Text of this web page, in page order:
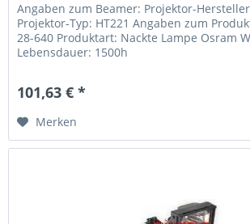
Angaben zum Beamer: Projektor-
Projektor-Typ: HT221 Angaben zum
28-640 Produktart: Nackte Lampe Osram
Lebensdauer: 1500h
101,63 € *
Merken